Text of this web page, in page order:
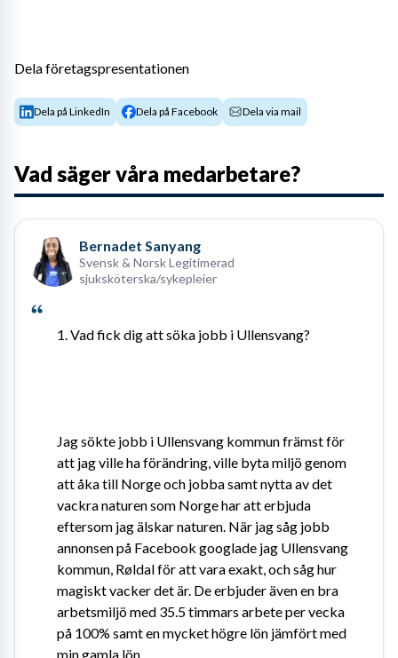
Dela företagspresentationen
Dela på LinkedIn Dela på Facebook Dela via mail
Vad säger våra medarbetare?
Bernadet Sanyang
Svensk & Norsk Legitimerad
sjuksköterska/sykepleier
1. Vad fick dig att söka jobb i Ullensvang?
Jag sökte jobb i Ullensvang kommun främst för
att jag ville ha förändring, ville byta miljö genom
att åka till Norge och jobba samt nytta av det
vackra naturen som Norge har att erbjuda
eftersom jag älskar naturen. När jag såg jobb
annonsen på Facebook googlade jag Ullensvang
kommun, Røldal för att vara exakt, och såg hur
magiskt vacker det är. De erbjuder även en bra
arbetsmiljö med 35.5 timmars arbete per vecka
på 100% samt en mycket högre lön jämfört med
min gamla lön.